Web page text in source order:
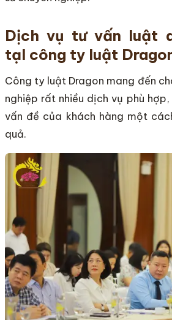
Dịch vụ tư vấn luật
tạI công ty luật
Công ty luật Dragon mang đến
nghiệp rất nhiều dịch vụ phù
vấn đề của khách hàng một
quả.